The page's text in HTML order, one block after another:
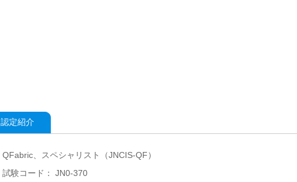
認定紹介
QFabric、スペシャリスト（JNCIS-QF）
試験コード： JN0-370